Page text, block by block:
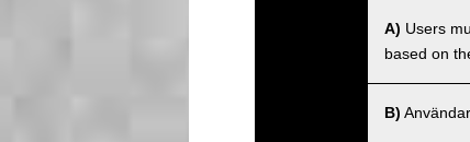
A) Users
based on
B)